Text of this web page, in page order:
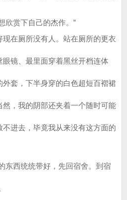
赏下自己的杰作。”
在厕所没有人。站在厕所的更衣
镜、最里面穿着黑丝开档连体
套，下半身穿的白色超短百褶裙
，我的阴部还夹着一个随时可能
进去，毕竟我从来没有这方面的
西统统带好，先回宿舍。到宿